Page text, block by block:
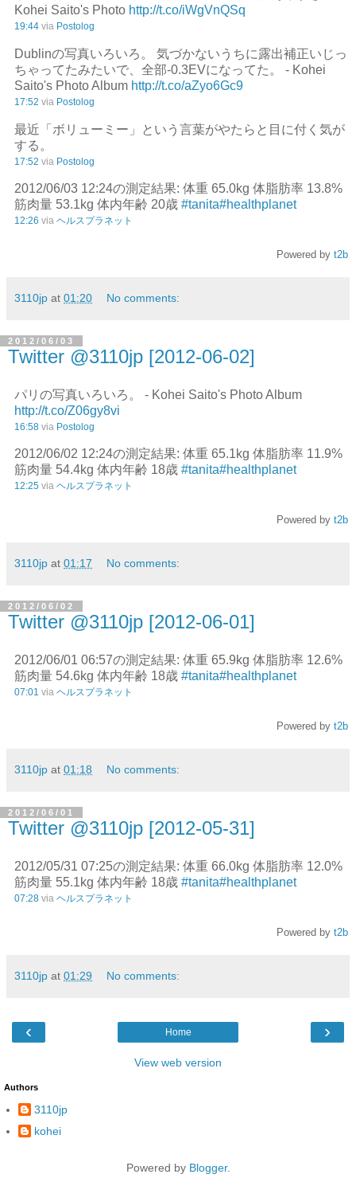
Kohei Saito's Photo http://t.co/iWgVnQSq
19:44 via Postolog
Dublinの写真いろいろ。 気づかないうちに露出補正いじっ
ちゃってたみたいで、全部-0.3EVになってた。 - Kohei
Saito's Photo Album http://t.co/aZyo6Gc9
17:52 via Postolog
最近「ボリューミー」という言葉がやたらと目に付く気が
する。
17:52 via Postolog
2012/06/03 12:24の測定結果: 体重 65.0kg 体脂肪率 13.8%
筋肉量 53.1kg 体内年齢 20歳 #tanita#healthplanet
12:26 via ヘルスプラネット
Powered by t2b
3110jp at 01:20 No comments:
2012/06/03
Twitter @3110jp [2012-06-02]
パリの写真いろいろ。 - Kohei Saito's Photo Album
http://t.co/Z06gy8vi
16:58 via Postolog
2012/06/02 12:24の測定結果: 体重 65.1kg 体脂肪率 11.9%
筋肉量 54.4kg 体内年齢 18歳 #tanita#healthplanet
12:25 via ヘルスプラネット
Powered by t2b
3110jp at 01:17 No comments:
2012/06/02
Twitter @3110jp [2012-06-01]
2012/06/01 06:57の測定結果: 体重 65.9kg 体脂肪率 12.6%
筋肉量 54.6kg 体内年齢 18歳 #tanita#healthplanet
07:01 via ヘルスプラネット
Powered by t2b
3110jp at 01:18 No comments:
2012/06/01
Twitter @3110jp [2012-05-31]
2012/05/31 07:25の測定結果: 体重 66.0kg 体脂肪率 12.0%
筋肉量 55.1kg 体内年齢 18歳 #tanita#healthplanet
07:28 via ヘルスプラネット
Powered by t2b
3110jp at 01:29 No comments:
‹ ›
Home
View web version
Authors
3110jp
kohei
Powered by Blogger.